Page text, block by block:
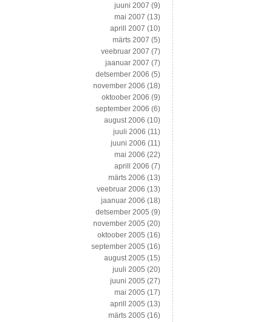
juuni 2007 (9)
mai 2007 (13)
aprill 2007 (10)
märts 2007 (5)
veebruar 2007 (7)
jaanuar 2007 (7)
detsember 2006 (5)
november 2006 (18)
oktoober 2006 (9)
september 2006 (6)
august 2006 (10)
juuli 2006 (11)
juuni 2006 (11)
mai 2006 (22)
aprill 2006 (7)
märts 2006 (13)
veebruar 2006 (13)
jaanuar 2006 (18)
detsember 2005 (9)
november 2005 (20)
oktoober 2005 (16)
september 2005 (16)
august 2005 (15)
juuli 2005 (20)
juuni 2005 (27)
mai 2005 (17)
aprill 2005 (13)
märts 2005 (16)